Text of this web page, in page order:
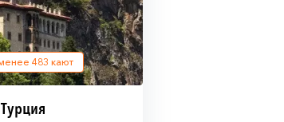
483 кают